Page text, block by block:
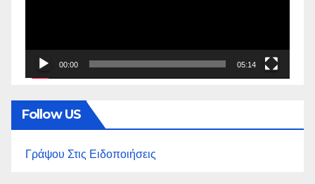
00:00 05:14
Follow US
Γράψου Στις Ειδοποιήσεις